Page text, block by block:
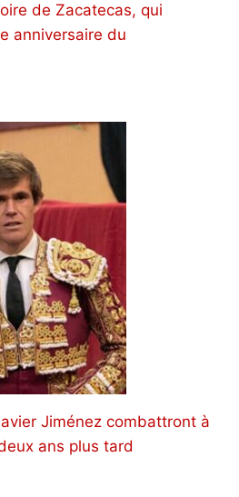
de Zacatecas, qui
anniversaire du
Jiménez combattront à
ans plus tard